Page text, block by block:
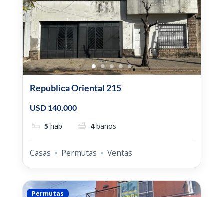
Republica Oriental 215
USD 140,000
5 hab 4 baños
Casas Permutas Ventas
Permutas